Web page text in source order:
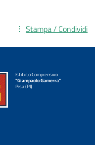
Stampa / Condividi
Istituto Comprensivo
"Giampaolo Gamerra"
Pisa (PI)